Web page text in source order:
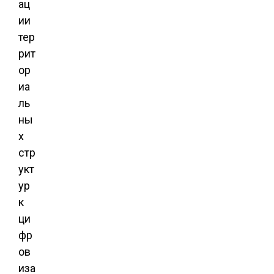
ац
ии
тер
рит
ор
иа
ль
ны
х
стр
укт
ур
к
ци
фр
ов
иза